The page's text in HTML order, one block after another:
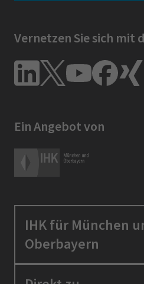
Vernetzen Sie sich mit
Ein Angebot von
IHK für München
Oberbayern
Standortpolitik